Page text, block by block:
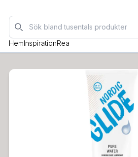
Sök
HemInspirationRea